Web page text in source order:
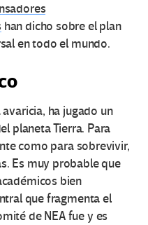
han dicho sobre el plan
en todo el mundo.
ha jugado un
planeta Tierra. Para
como para sobrevivir,
Es muy probable que
bien
que fragmenta el
de NEA fue y es